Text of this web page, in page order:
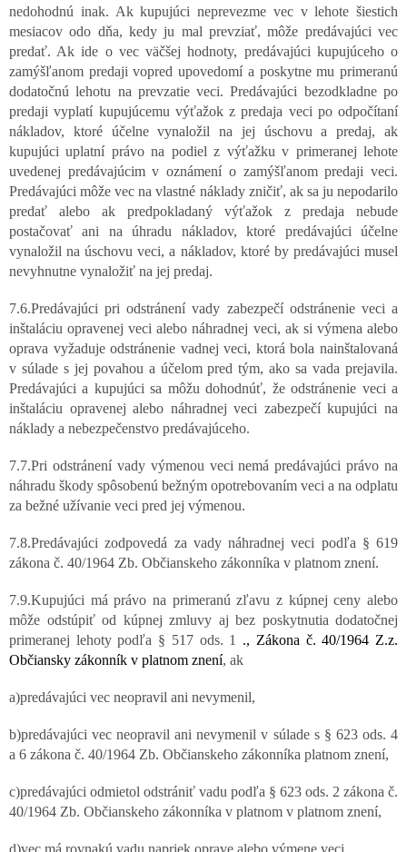
nedohodnú inak. Ak kupujúci neprevezme vec v lehote šiestich
mesiacov odo dňa, kedy ju mal prevziať, môže predávajúci vec
predať. Ak ide o vec väčšej hodnoty, predávajúci kupujúceho o
zamýšľanom predaji vopred upovedomí a poskytne mu primeranú
dodatočnú lehotu na prevzatie veci. Predávajúci bezodkladne po
predaji vyplatí kupujúcemu výťažok z predaja veci po odpočítaní
nákladov, ktoré účelne vynaložil na jej úschovu a predaj, ak
kupujúci uplatní právo na podiel z výťažku v primeranej lehote
uvedenej predávajúcim v oznámení o zamýšľanom predaji veci.
Predávajúci môže vec na vlastné náklady zničiť, ak sa ju nepodarilo
predať alebo ak predpokladaný výťažok z predaja nebude
postačovať ani na úhradu nákladov, ktoré predávajúci účelne
vynaložil na úschovu veci, a nákladov, ktoré by predávajúci musel
nevyhnutne vynaložiť na jej predaj.
7.6.Predávajúci pri odstránení vady zabezpečí odstránenie veci a
inštaláciu opravenej veci alebo náhradnej veci, ak si výmena alebo
oprava vyžaduje odstránenie vadnej veci, ktorá bola nainštalovaná
v súlade s jej povahou a účelom pred tým, ako sa vada prejavila.
Predávajúci a kupujúci sa môžu dohodnúť, že odstránenie veci a
inštaláciu opravenej alebo náhradnej veci zabezpečí kupujúci na
náklady a nebezpečenstvo predávajúceho.
7.7.Pri odstránení vady výmenou veci nemá predávajúci právo na
náhradu škody spôsobenú bežným opotrebovaním veci a na odplatu
za bežné užívanie veci pred jej výmenou.
7.8.Predávajúci zodpovedá za vady náhradnej veci podľa § 619
zákona č. 40/1964 Zb. Občianskeho zákonníka v platnom znení.
7.9.Kupujúci má právo na primeranú zľavu z kúpnej ceny alebo
môže odstúpiť od kúpnej zmluvy aj bez poskytnutia dodatočnej
primeranej lehoty podľa § 517 ods. 1 ., Zákona č. 40/1964 Z.z.
Občiansky zákonník v platnom znení, ak
a)predávajúci vec neopravil ani nevymenil,
b)predávajúci vec neopravil ani nevymenil v súlade s § 623 ods. 4
a 6 zákona č. 40/1964 Zb. Občianskeho zákonníka platnom znení,
c)predávajúci odmietol odstrániť vadu podľa § 623 ods. 2 zákona č.
40/1964 Zb. Občianskeho zákonníka v platnom v platnom znení,
d)vec má rovnakú vadu napriek oprave alebo výmene veci,